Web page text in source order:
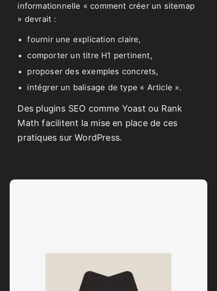
informationnelle « comment créer un sitemap
» devrait :
fournir une explication claire,
comporter un titre H1 pertinent,
proposer des exemples concrets,
intégrer un balisage de type « Article ».
Des plugins SEO comme Yoast ou Rank
Math facilitent la mise en place de ces
pratiques sur WordPress.